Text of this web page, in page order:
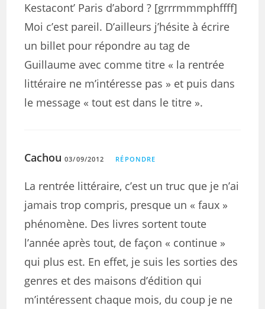
Kestacont’ Paris d’abord ? [grrrmmmphffff]
Moi c’est pareil. D’ailleurs j’hésite à écrire
un billet pour répondre au tag de
Guillaume avec comme titre « la rentrée
littéraire ne m’intéresse pas » et puis dans
le message « tout est dans le titre ».
Cachou 03/09/2012 RÉPONDRE
La rentrée littéraire, c’est un truc que je n’ai
jamais trop compris, presque un « faux »
phénomène. Des livres sortent toute
l’année après tout, de façon « continue »
qui plus est. En effet, je suis les sorties des
genres et des maisons d’édition qui
m’intéressent chaque mois, du coup je ne